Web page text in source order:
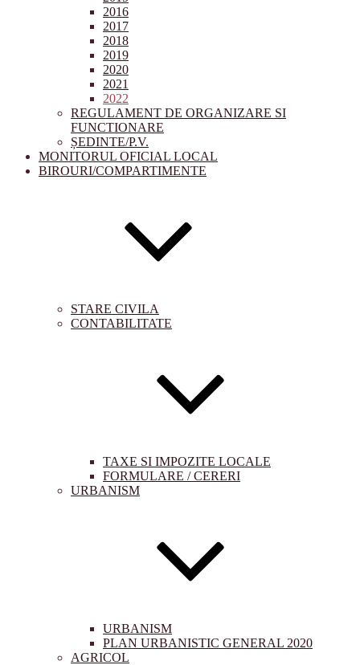
2016
2017
2018
2019
2020
2021
2022
REGULAMENT DE ORGANIZARE SI
FUNCTIONARE
ȘEDINTE/P.V.
MONITORUL OFICIAL LOCAL
BIROURI/COMPARTIMENTE
STARE CIVILA
CONTABILITATE
TAXE SI IMPOZITE LOCALE
FORMULARE / CERERI
URBANISM
URBANISM
PLAN URBANISTIC GENERAL 2020
AGRICOL